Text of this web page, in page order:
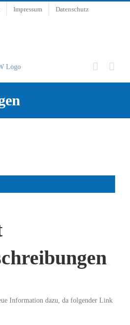
Impressum Datenschutz
Information dazu, da folgender Link